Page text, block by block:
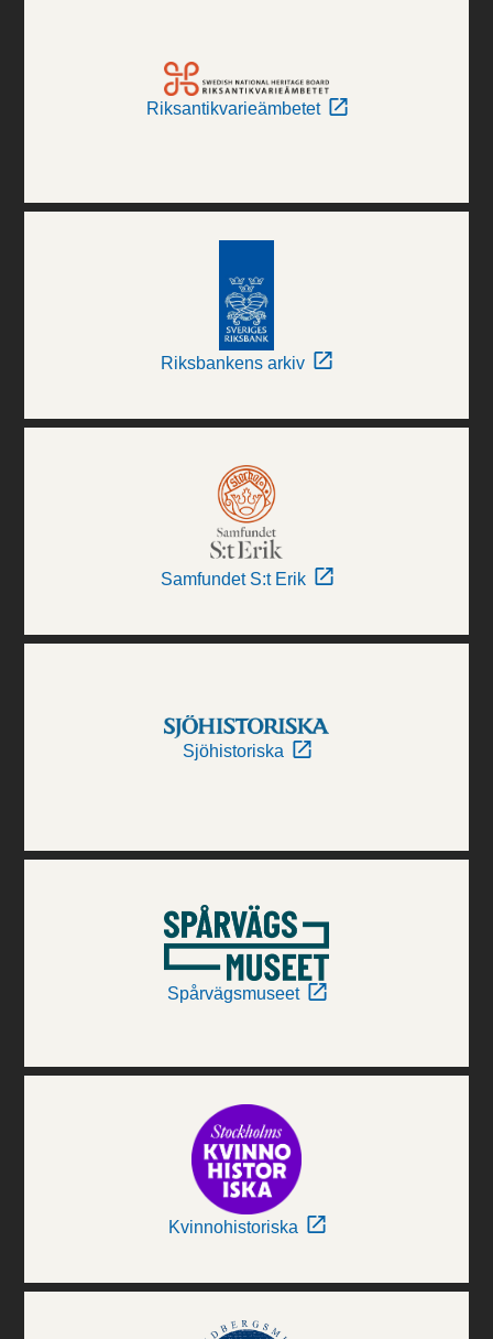
Riksantikvarieämbetet
Riksbankens arkiv
Samfundet S:t Erik
Sjöhistoriska
Spårvägsmuseet
Kvinnohistoriska